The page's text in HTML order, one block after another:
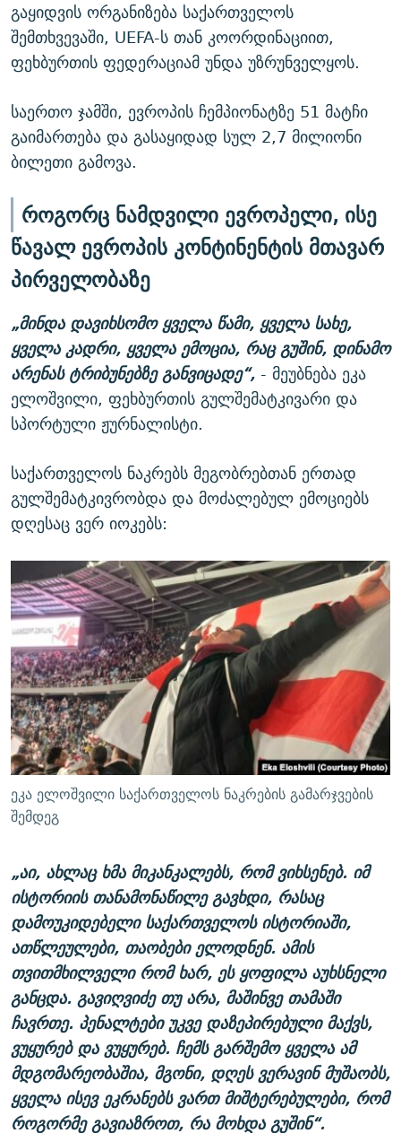
გაყიდვის ორგანიზება საქართველოს
შემთხვევაში, UEFA-ს თან კოორდინაციით,
ფეხბურთის ფედერაციამ უნდა უზრუნველყოს.
საერთო ჯამში, ევროპის ჩემპიონატზე 51 მატჩი
გაიმართება და გასაყიდად სულ 2,7 მილიონი
ბილეთი გამოვა.
როგორც ნამდვილი ევროპელი, ისე
წავალ ევროპის კონტინენტის მთავარ
პირველობაზე
„მინდა დავიხსომო ყველა წამი, ყველა სახე,
ყველა კადრი, ყველა ემოცია, რაც გუშინ, დინამო
არენას ტრიბუნებზე განვიცადე“,- მეუბნება ეკა
ელოშვილი, ფეხბურთის გულშემატკივარი და
სპორტული ჟურნალისტი.
საქართველოს ნაკრებს მეგობრებთან ერთად
გულშემატკივრობდა და მოძალებულ ემოციებს
დღესაც ვერ იოკებს:
ეკა ელოშვილი საქართველოს ნაკრების გამარჯვების
შემდეგ
„აი, ახლაც ხმა მიკანკალებს, რომ ვიხსენებ. იმ
ისტორიის თანამონაწილე გავხდი, რასაც
დამოუკიდებელი საქართველოს ისტორიაში,
ათწლეულები, თაობები ელოდნენ. ამის
თვითმხილველი რომ ხარ, ეს ყოფილა აუხსნელი
განცდა. გავიღვიძე თუ არა, მაშინვე თამაში
ჩავრთე. პენალტები უკვე დაზეპირებული მაქვს,
ვუყურებ და ვუყურებ. ჩემს გარშემო ყველა ამ
მდგომარეობაშია, მგონი, დღეს ვერავინ მუშაობს,
ყველა ისევ ეკრანებს ვართ მიშტერებულები, რომ
როგორმე გავიაზროთ, რა მოხდა გუშინ“.